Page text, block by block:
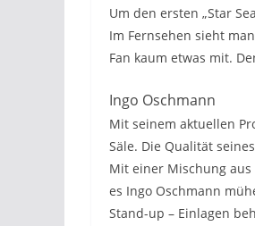
Um den ersten „Star
Im Fernsehen sieht
Fan kaum etwas mit.
Ingo Oschmann
Mit seinem aktuellen
Säle. Die Qualität
Mit einer Mischung
es Ingo Oschmann
Stand-up – Einlagen